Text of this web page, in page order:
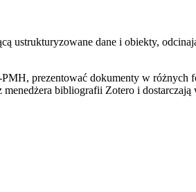
ustrukturyzowane dane i obiekty,
prezentować dokumenty w różnych
bibliografii Zotero i